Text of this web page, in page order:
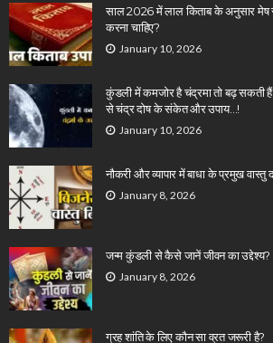
साल 2026 में लाल किताब के अनुसार मेष
करना चाहिए?
January 10, 2026
कुंडली में कमजोर है चंद्रमा तो बढ़ सकती हैं
से चंद्र दोष के संकेत और उपाय…!
January 10, 2026
नौकरी और व्यापार में बाधा के प्रमुख
January 8, 2026
जन्म कुंडली से कैसे जानें जीवन का उद्देश्य?
January 8, 2026
ग्रह शांति के लिए कौन सा व्रत जरूरी है?